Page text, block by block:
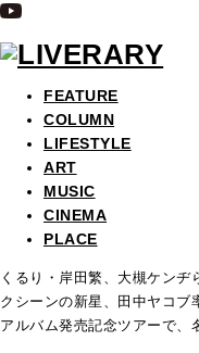
FEATURE
COLUMN
LIFESTYLE
ART
MUSIC
CINEMA
PLACE
くるり・岸田繁、大槻ケン
クシーンの新星、田中ヤコブ
アルバム発売記念ツアーで、